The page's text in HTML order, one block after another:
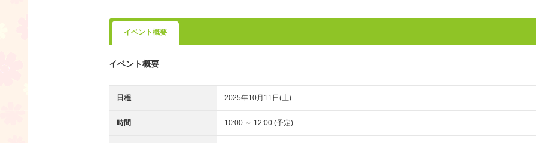
イベント概要
イベント概要
日程 2025年10月11日(土)
時間 10:00 ～ 12:00 (予定)